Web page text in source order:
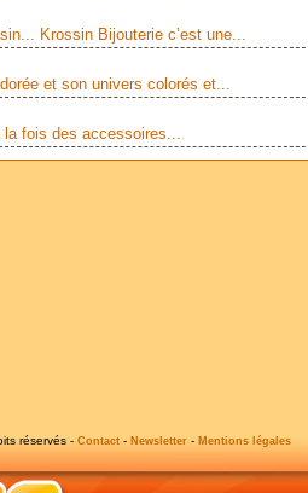
Krossin Bijouterie c’est une...
et son univers colorés et...
fois des accessoires...
réservés - Contact - Newsletter - Mentions légales